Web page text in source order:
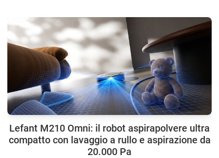
Lefant M210 Omni: il robot aspirapolvere ultra
compatto con lavaggio a rullo e aspirazione da
20.000 Pa